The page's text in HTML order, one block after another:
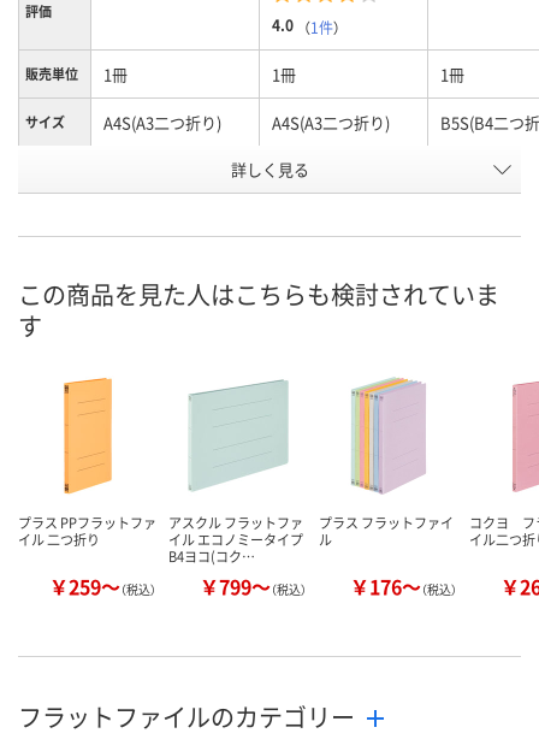
評価
4.0 （1件）
販売単位 1冊 1冊 1冊
サイズ A4S(A3二つ折り) A4S(A3二つ折り) B5S(B4二つ
ロイヤルブルー イエロー
号
お届け日
数量 数量
詳しく見る
この商品を見た人はこちらも検討されていま
す
プラス PPフラットファ
イル 二つ折り
￥259～（税込）
アスクル フラットファ
イル エコノミータイプ
B4ヨコ(コク…
￥799～（税込）
プラス フラットファイ
ル
￥176～（税込）
コクヨ フ
イル二つ
￥
フラットファイルのカテゴリー